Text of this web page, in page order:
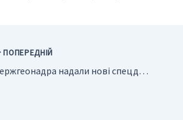
ПОПЕРЕДНІЙ
Держгеонадра надали нові спецдозволи на видобуток піску та мінеральних вод